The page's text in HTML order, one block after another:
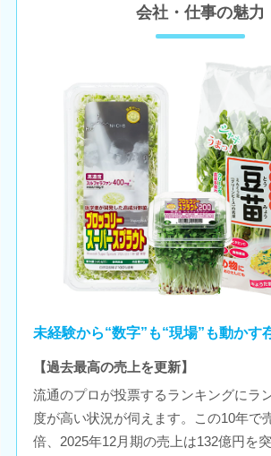
会社・仕事の魅力
未経験から“数字”も“現場”も動かす
【過去最高の売上を更新】
流通のプロが投票するランキングにラ
度が高い状況が伺えます。この10年で
倍、2025年12月期の売上は132億円を